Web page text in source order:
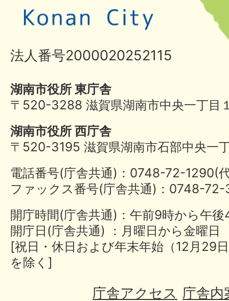
法人番号2000020252115
湖南市役所 東庁舎
〒520-3288 滋賀県湖南市中央一丁目
湖南市役所 西庁舎
〒520-3195 滋賀県湖南市石部中央一
電話番号(庁舎共通)：0748-72-
ファックス番号(庁舎共通)：0748-
開庁時間(庁舎共通)：午前9時から午
開庁日(庁舎共通) ：月曜日から金曜日
[祝日・休日および年末年始（12月29
を除く]
庁舎アクセス 庁舎内